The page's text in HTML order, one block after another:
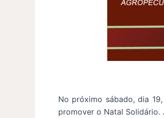
No próximo sábado, dia
promover o Natal